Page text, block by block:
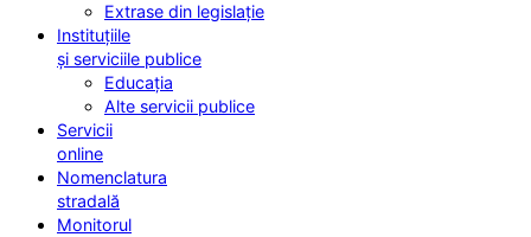
Extrase din legislație
Instituțiile
și serviciile publice
Educația
Alte servicii publice
Servicii
online
Nomenclatura
stradală
Monitorul